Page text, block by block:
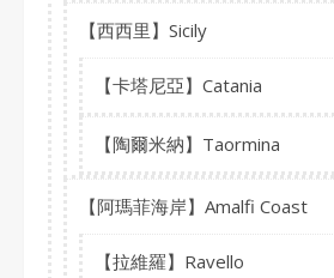
【西西里】Sicily
【卡塔尼亞】Catania
【陶爾米納】Taormina
【阿瑪菲海岸】Amalfi Coast
【拉維羅】Ravello